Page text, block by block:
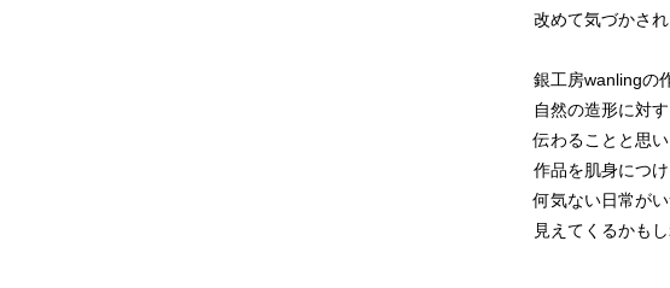
改めて気づかされ
銀工房wanlingの
自然の造形に対
伝わることと思い
作品を肌身につけ
何気ない日常が
見えてくるかもし